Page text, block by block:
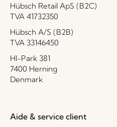
Hübsch Retail ApS (B2C)
TVA 41732350
Hübsch A/S (B2B)
TVA 33146450
HI-Park 381
7400 Herning
Denmark
Aide & service client